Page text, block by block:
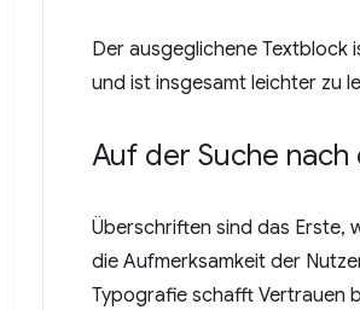
Der ausgeglichene Textblock
und ist insgesamt leichter zu
Auf der Suche
Überschriften sind das Erste,
die Aufmerksamkeit der
Typografie schafft Vertrauen